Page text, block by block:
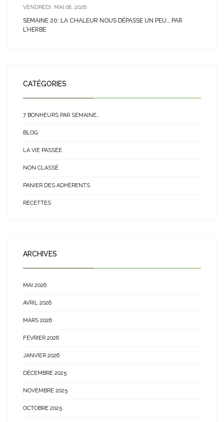
VENDREDI, MAI 08, 2026
SEMAINE 20: LA CHALEUR NOUS DÉPASSE UN PEU… PAR
L’HERBE
CATÉGORIES
7 BONHEURS PAR SEMAINE…
BLOG
LA VIE PASSÉE
NON CLASSÉ
PANIER DES ADHÉRENTS
RECETTES
ARCHIVES
MAI 2026
AVRIL 2026
MARS 2026
FÉVRIER 2026
JANVIER 2026
DÉCEMBRE 2025
NOVEMBRE 2025
OCTOBRE 2025